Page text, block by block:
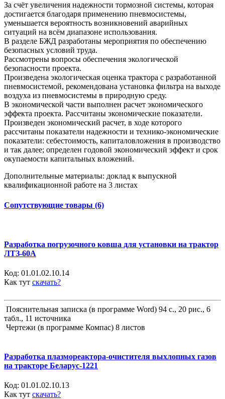
За счёт увеличения надежности тормозной системы, которая
достигается благодаря применению пневмосистемы,
уменьшается вероятность возникновений аварийных
ситуаций на всём диапазоне использования.
В разделе БЖД разработаны мероприятия по обеспечению
безопасных условий труда.
Рассмотрены вопросы обеспечения экологической
безопасности проекта.
Произведена экологическая оценка трактора с разработанной
пневмосистемой, рекомендована установка фильтра на выходе
воздуха из пневмосистемы в природную среду.
В экономической части выполнен расчет экономического
эффекта проекта. Рассчитаны экономические показатели.
Произведен экономический расчет, в ходе которого
рассчитаны показатели надежности и технико-экономические
показатели: себестоимость, капиталовложения в производство
и так далее; определен годовой экономический эффект и срок
окупаемости капитальных вложений.
Дополнительные материалы: доклад к выпускной
квалификационной работе на 3 листах
Сопутствующие товары (6)
Разработка погрузочного ковша для установки на трактор
ЛТЗ-60А
Код: 01.01.02.10.14
Как тут скачать?
Пояснительная записка (в программе Word) 94 с., 20 рис., 6
табл., 11 источника
Чертежи (в программе Компас) 8 листов
Разработка плазмореактора-очистителя выхлопных газов
на тракторе Беларус-1221
Код: 01.01.02.10.13
Как тут скачать?